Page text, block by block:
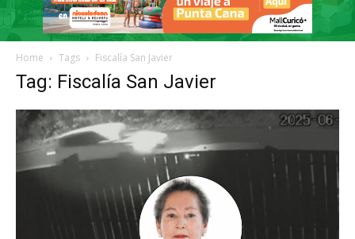
Home Tags Fiscalía San Javier
Tag: Fiscalía San Javier